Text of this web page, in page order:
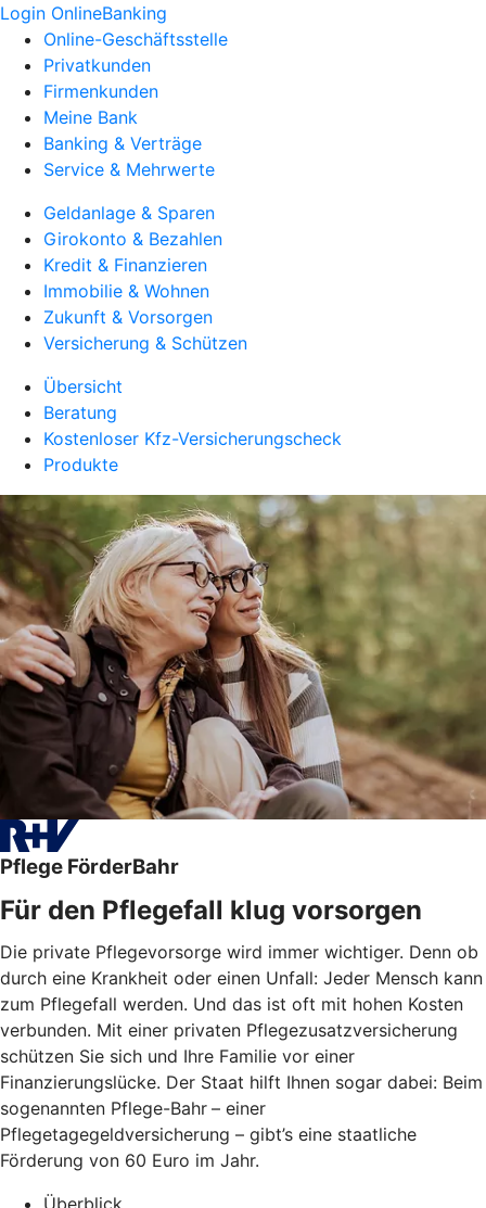
Login OnlineBanking
Online-Geschäftsstelle
Privatkunden
Firmenkunden
Meine Bank
Banking & Verträge
Service & Mehrwerte
Geldanlage & Sparen
Girokonto & Bezahlen
Kredit & Finanzieren
Immobilie & Wohnen
Zukunft & Vorsorgen
Versicherung & Schützen
Übersicht
Beratung
Kostenloser Kfz-Versicherungscheck
Produkte
Pflege FörderBahr
Für den Pflegefall klug vorsorgen
Die private Pflegevorsorge wird immer wichtiger. Denn ob
durch eine Krankheit oder einen Unfall: Jeder Mensch kann
zum Pflegefall werden. Und das ist oft mit hohen Kosten
verbunden. Mit einer privaten Pflegezusatzversicherung
schützen Sie sich und Ihre Familie vor einer
Finanzierungslücke. Der Staat hilft Ihnen sogar dabei: Beim
sogenannten Pflege-Bahr – einer
Pflegetagegeldversicherung – gibt’s eine staatliche
Förderung von 60 Euro im Jahr.
Überblick